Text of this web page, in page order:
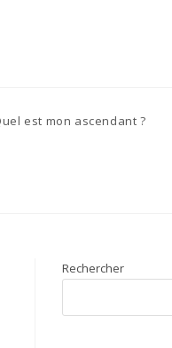
est mon ascendant ?
Rechercher